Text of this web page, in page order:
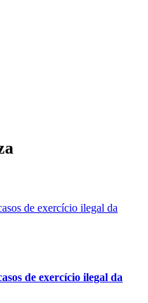
de exercício ilegal da